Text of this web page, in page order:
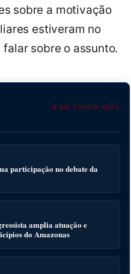
sobre a motivação
estiveram no
sobre o assunto.
● EM TEMPO REAL
participação no debate da
amplia atuação e
do Amazonas